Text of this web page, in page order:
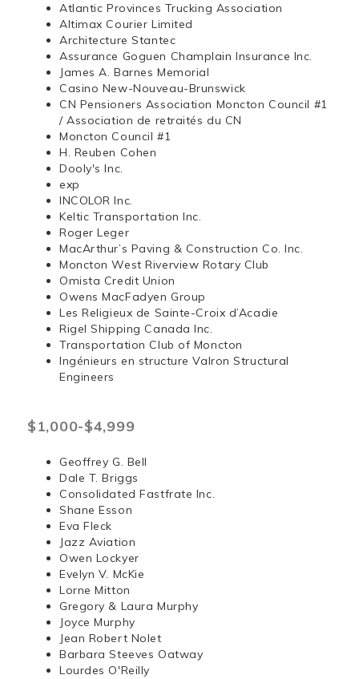
Atlantic Provinces Trucking Association
Altimax Courier Limited
Architecture Stantec
Assurance Goguen Champlain Insurance Inc.
James A. Barnes Memorial
Casino New-Nouveau-Brunswick
CN Pensioners Association Moncton Council #1
/ Association de retraités du CN
Moncton Council #1
H. Reuben Cohen
Dooly's Inc.
exp
INCOLOR Inc.
Keltic Transportation Inc.
Roger Leger
MacArthur’s Paving & Construction Co. Inc.
Moncton West Riverview Rotary Club
Omista Credit Union
Owens MacFadyen Group
Les Religieux de Sainte-Croix d’Acadie
Rigel Shipping Canada Inc.
Transportation Club of Moncton
Ingénieurs en structure Valron Structural
Engineers
$1,000-$4,999
Geoffrey G. Bell
Dale T. Briggs
Consolidated Fastfrate Inc.
Shane Esson
Eva Fleck
Jazz Aviation
Owen Lockyer
Evelyn V. McKie
Lorne Mitton
Gregory & Laura Murphy
Joyce Murphy
Jean Robert Nolet
Barbara Steeves Oatway
Lourdes O'Reilly